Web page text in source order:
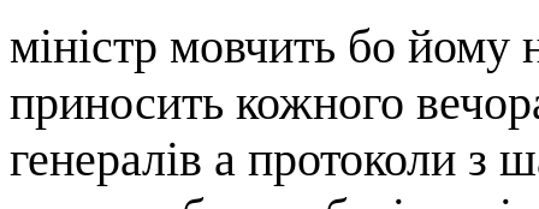
міністр мовчить бо йому
приносить кожного
генералів а протоколи з